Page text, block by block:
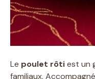
Le poulet rôtiest un
familiaux.